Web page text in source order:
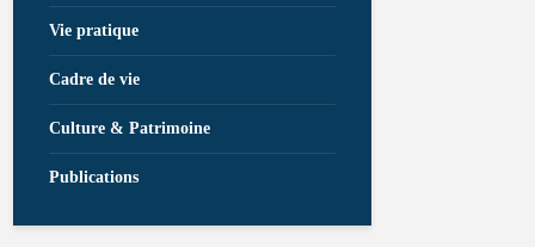
Vie pratique
Cadre de vie
Culture & Patrimoine
Publications